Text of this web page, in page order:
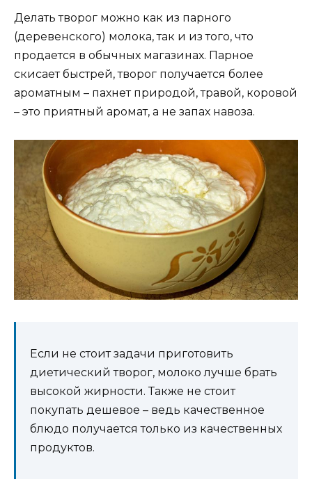
Делать творог можно как из парного
(деревенского) молока, так и из того, что
продается в обычных магазинах. Парное
скисает быстрей, творог получается более
ароматным – пахнет природой, травой, коровой
– это приятный аромат, а не запах навоза.
Если не стоит задачи приготовить
диетический творог, молоко лучше брать
высокой жирности. Также не стоит
покупать дешевое – ведь качественное
блюдо получается только из качественных
продуктов.